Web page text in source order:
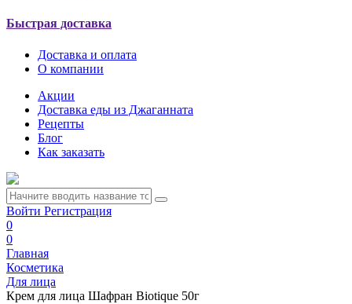
Быстрая доставка
Доставка и оплата
О компании
Акции
Доставка еды из Джаганната
Рецепты
Блог
Как заказать
Войти Регистрация
0
0
Главная
Косметика
Для лица
Крем для лица Шафран Biotique 50г